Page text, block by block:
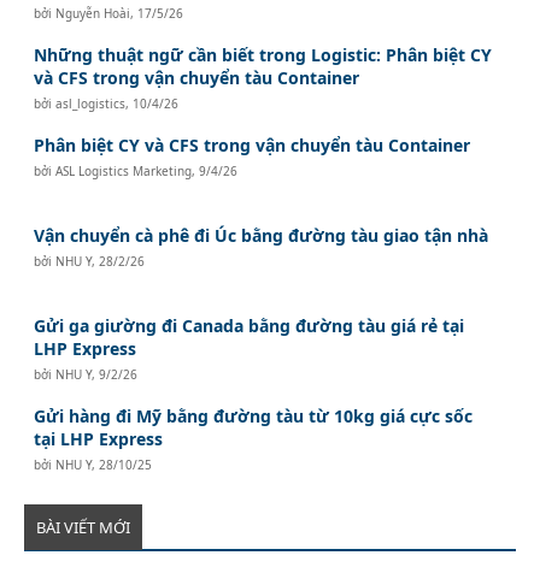
bởi Nguyễn Hoài, 17/5/26
Những thuật ngữ cần biết trong Logistic: Phân biệt CY
và CFS trong vận chuyển tàu Container
bởiasl_logistics, 10/4/26
Phân biệt CY và CFS trong vận chuyển tàu Container
bởiASL Logistics Marketing,9/4/26
Vận chuyển cà phê đi Úc bằng đường tàu giao tận nhà
bởi NHU Y,28/2/26
Gửi ga giường đi Canada bằng đường tàu giá rẻ tại
LHP Express
bởi NHU Y,9/2/26
Gửi hàng đi Mỹ bằng đường tàu từ 10kg giá cực sốc
tại LHP Express
bởi NHU Y,28/10/25
BÀI VIẾT MỚI